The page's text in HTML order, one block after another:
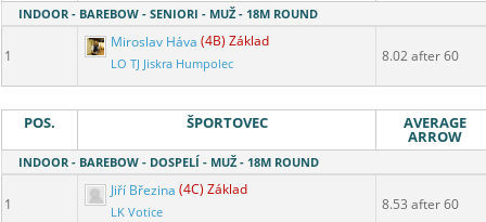
INDOOR - BAREBOW - SENIORI - MUŽ - 18M ROUND
1
Miroslav Háva (4B) Základ
LO TJ Jiskra Humpolec 8.02 after 60
POS. ŠPORTOVEC AVERAGE
ARROW
INDOOR - BAREBOW - DOSPELÍ - MUŽ - 18M ROUND
1
Jiří Březina (4C) Základ
LK Votice 8.53 after 60